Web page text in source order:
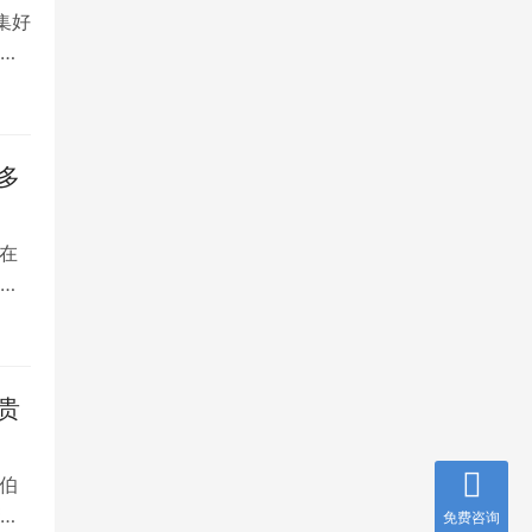
好
免费咨询